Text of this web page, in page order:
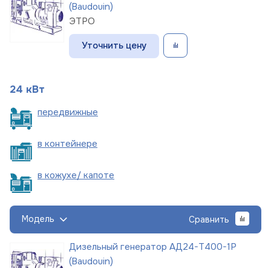
(Baudouin)
ЭТРО
Уточнить цену
24 кВт
передвижные
в контейнере
в кожухе/ капоте
Модель Сравнить
Дизельный генератор АД24-Т400-1Р
(Baudouin)